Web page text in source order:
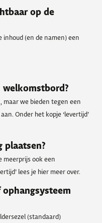
op de
inhoud (en de namen) een
maar we bieden tegen een
Onder het kopje ‘levertijd’
plaatsen?
meerprijs ook een
lees je hier meer over.
(standaard)